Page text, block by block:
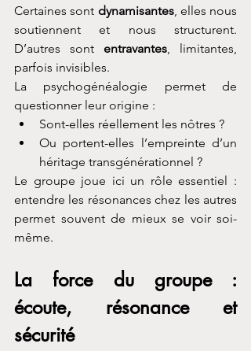
Certaines sont dynamisantes, elles nous
soutiennent et nous structurent.
D’autres sont entravantes , limitantes,
parfois invisibles.
La psychogénéalogie permet de
questionner leur origine :
Sont-elles réellement les nôtres ?
Ou portent-elles l’empreinte d’un
héritage transgénérationnel ?
Le groupe joue ici un rôle essentiel :
entendre les résonances chez les autres
permet souvent de mieux se voir soi-
même.
La force du groupe :
écoute, résonance et
sécurité